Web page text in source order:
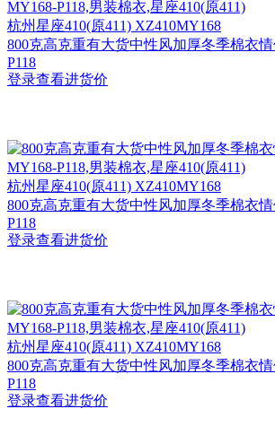
杭州星座410(原411) XZ410MY168
800克高克重有大货中性风加厚冬季棉衣
P118
登录查看进货价
杭州星座410(原411) XZ410MY168
800克高克重有大货中性风加厚冬季棉衣
P118
登录查看进货价
杭州星座410(原411) XZ410MY168
800克高克重有大货中性风加厚冬季棉衣
P118
登录查看进货价